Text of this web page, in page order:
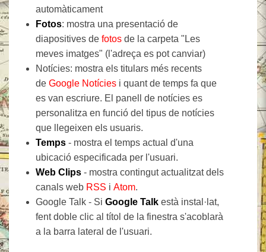
automàticament
Fotos: mostra una presentació de
diapositives de fotos de la carpeta "Les
meves imatges" (l'adreça es pot canviar)
Notícies: mostra els titulars més recents
de Google Notícies i quant de temps fa que
es van escriure. El panell de notícies es
personalitza en funció del tipus de notícies
que llegeixen els usuaris.
Temps - mostra el temps actual d'una
ubicació especificada per l'usuari.
Web Clips - mostra contingut actualitzat dels
canals web RSS i Atom.
Google Talk - Si Google Talk està instal·lat,
fent doble clic al títol de la finestra s'acoblarà
a la barra lateral de l'usuari.